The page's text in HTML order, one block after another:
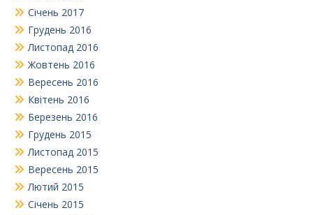
Січень 2017
Грудень 2016
Листопад 2016
Жовтень 2016
Вересень 2016
Квітень 2016
Березень 2016
Грудень 2015
Листопад 2015
Вересень 2015
Лютий 2015
Січень 2015